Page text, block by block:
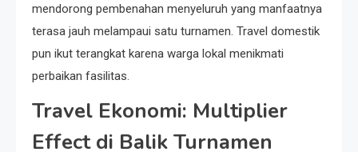
mendorong pembenahan menyeluruh yang manfaatnya
terasa jauh melampaui satu turnamen. Travel domestik
pun ikut terangkat karena warga lokal menikmati
perbaikan fasilitas.
Travel Ekonomi: Multiplier
Effect di Balik Turnamen